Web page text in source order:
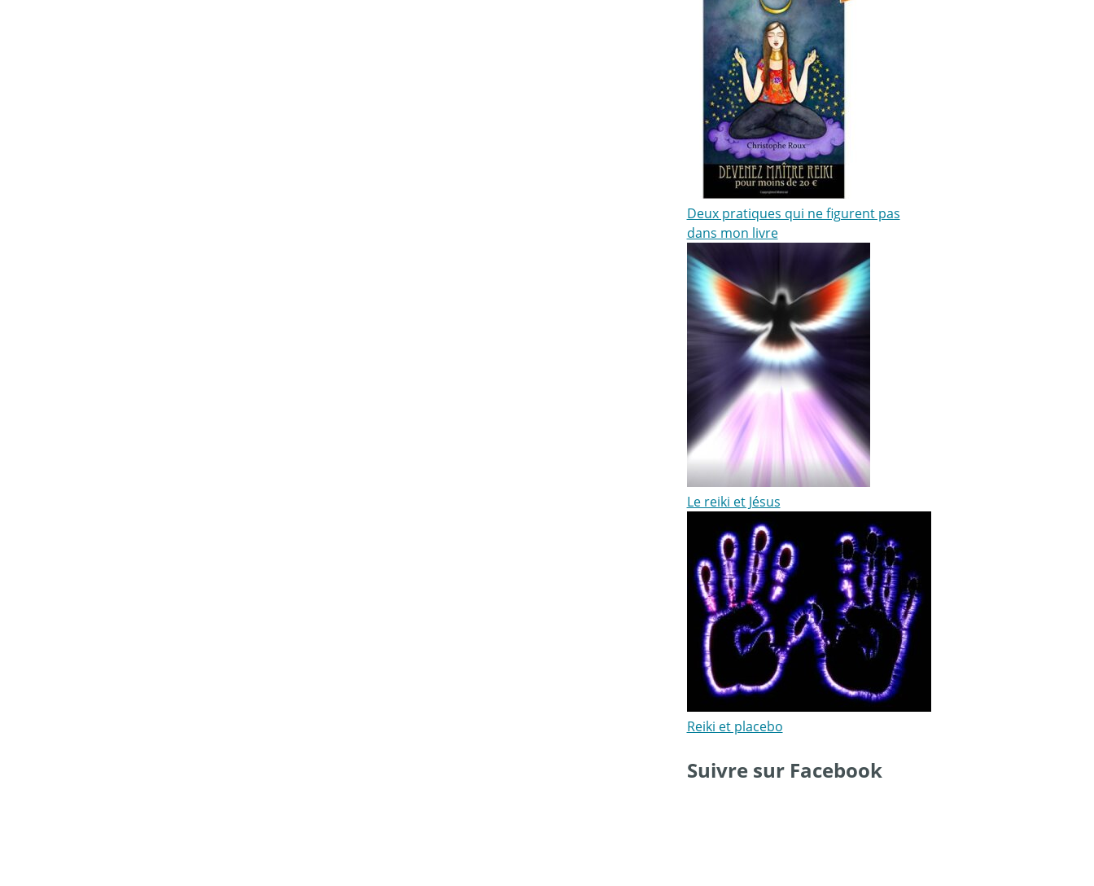
Deux pratiques qui ne figurent pas
dans mon livre
Le reiki et Jésus
Reiki et placebo
Suivre sur Facebook